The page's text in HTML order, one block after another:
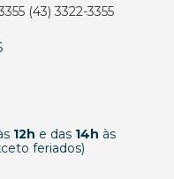
(43) 3322-3355
12h e das 14h às
feriados)